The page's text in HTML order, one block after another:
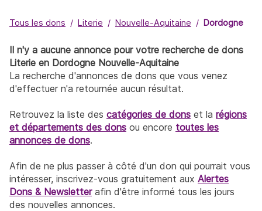
Tous les dons Literie Nouvelle-Aquitaine Dordogne
Il n'y a aucune annonce pour votre recherche de dons
Literie en Dordogne Nouvelle-Aquitaine
La recherche d'annonces de dons que vous venez
d'effectuer n'a retournée aucun résultat.
Retrouvez la liste des catégories de dons et la régions
et départements des dons ou encore toutes les
annonces de dons.
Afin de ne plus passer à côté d'un don qui pourrait vous
intéresser, inscrivez-vous gratuitement aux Alertes
Dons & Newsletterafin d'être informé tous les jours
des nouvelles annonces.